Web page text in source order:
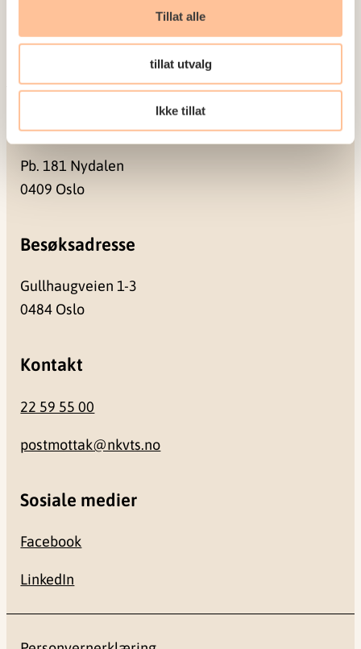
Tillat alle
tillat utvalg
Ikke tillat
Seminarer og arrangementer
Meld deg på vårt nyhetsbrev
Postadresse
Pb. 181 Nydalen
0409 Oslo
Besøksadresse
Gullhaugveien 1-3
0484 Oslo
Kontakt
22 59 55 00
postmottak@nkvts.no
Sosiale medier
Facebook
LinkedIn